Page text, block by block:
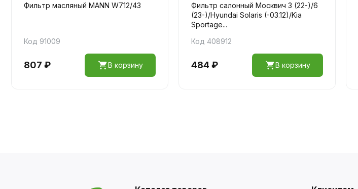
Фильтр масляный MANN W712/43
Код 91009
807 ₽ В корзину
Фильтр салонный Москвич 3 (22-)/6
(23-)/Hyundai Solaris (-03.12)/Kia
Sportage...
Код 408912
484 ₽ В корзину